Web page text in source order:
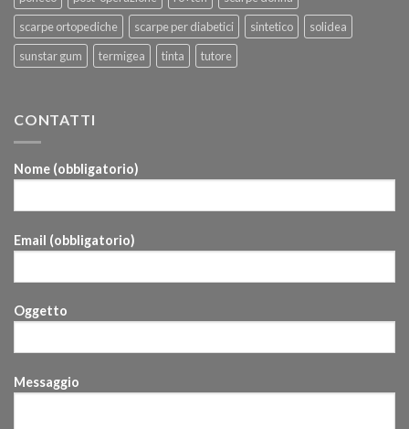
scarpe ortopediche
scarpe per diabetici sintetico
solidea
sunstar gum
termigea tinta tutore
CONTATTI
Nome (obbligatorio)
Email (obbligatorio)
Oggetto
Messaggio